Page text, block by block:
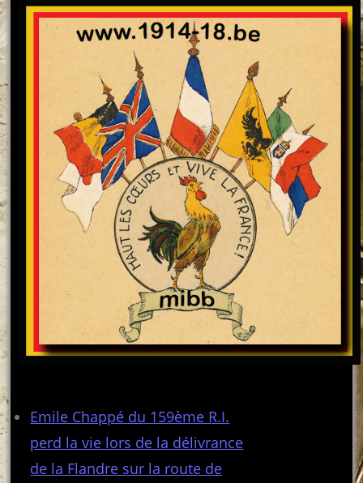
Emile Chappé du 159ème R.I.
perd la vie lors de la délivrance
de la Flandre sur la route de